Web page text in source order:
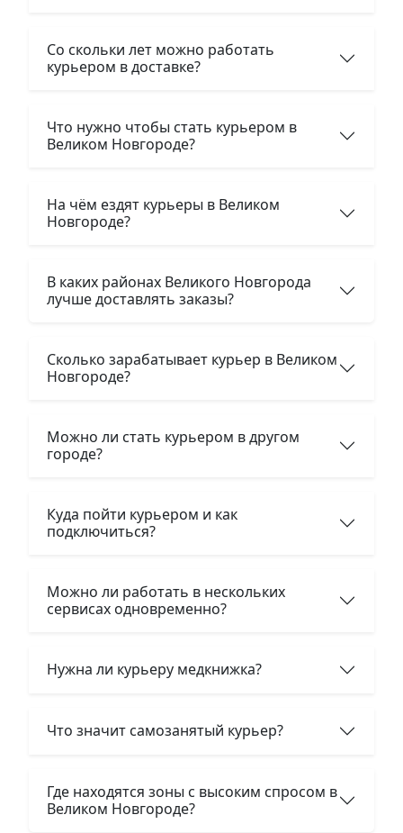
Со скольки лет можно работать
курьером в доставке?
Что нужно чтобы стать курьером в
Великом Новгороде?
На чём ездят курьеры в Великом
Новгороде?
В каких районах Великого Новгорода
лучше доставлять заказы?
Сколько зарабатывает курьер в Великом
Новгороде?
Можно ли стать курьером в другом
городе?
Куда пойти курьером и как
подключиться?
Можно ли работать в нескольких
сервисах одновременно?
Нужна ли курьеру медкнижка?
Что значит самозанятый курьер?
Где находятся зоны с высоким спросом в
Великом Новгороде?